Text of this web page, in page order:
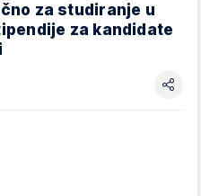
za studiranje u
za kandidate